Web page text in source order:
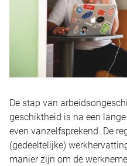
De stap van
geschiktheid is na een
even vanzelfsprekend. De
(gedeeltelijke)
manier zijn om de